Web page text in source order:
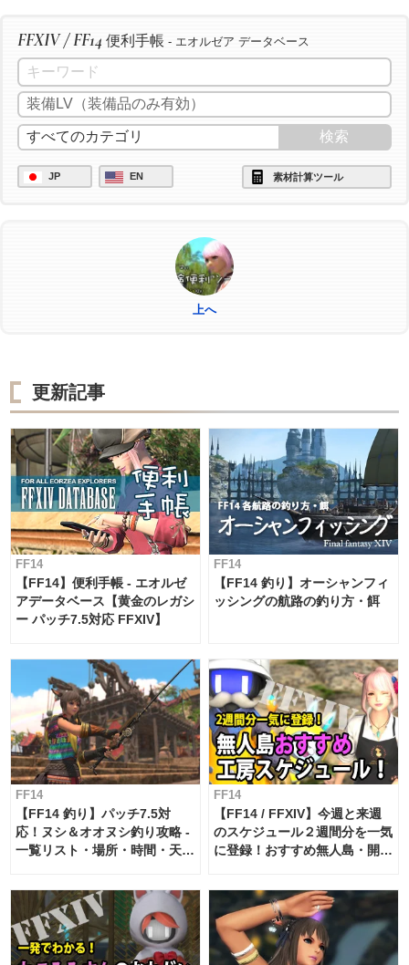
FFXIV / FF14 便利手帳 - エオルゼア データベース
JP EN 素材計算ツール
上へ
更新記事
FF14
【FF14】便利手帳 - エオルゼ
アデータベース【黄金のレガシ
ー パッチ7.5対応 FFXIV】
FF14
【FF14 釣り】オーシャンフィ
ッシングの航路の釣り方・餌
FF14
【FF14 釣り】パッチ7.5対
応！ヌシ＆オオヌシ釣り攻略 -
一覧リスト・場所・時間・天
FF14
【FF14 / FFXIV】今週と来週
のスケジュール２週間分を一気
に登録！おすすめ無人島・開拓